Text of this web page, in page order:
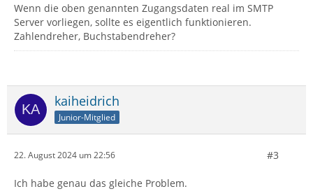
Wenn die oben genannten Zugangsdaten real im SMTP
Server vorliegen, sollte es eigentlich funktionieren.
Zahlendreher, Buchstabendreher?
kaiheidrich
Junior-Mitglied
22. August 2024 um 22:56 #3
Ich habe genau das gleiche Problem.